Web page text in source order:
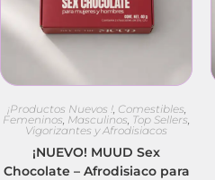
¡Productos Nuevos !, Comestibles
Femeninos Masculinos Top Sellers
Vigorizantes y Afrodisiacos
¡NUEVO! MUUD Sex
Chocolate – Afrodisiaco para